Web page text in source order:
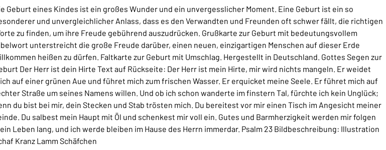
Geburt eines Kindes ist ein großes Wunder und ein unvergesslicher Moment. Eine Geburt ist ein so
und unvergleichlicher Anlass, dass es den Verwandten und Freunden oft schwer fällt, die richtigen
zu finden, um ihre Freude gebührend auszudrücken. Grußkarte zur Geburt mit bedeutungsvollem
unterstreicht die große Freude darüber, einen neuen, einzigartigen Menschen auf dieser Erde
heißen zu dürfen. Faltkarte zur Geburt mit Umschlag. Hergestellt in Deutschland. Gottes Segen zur
Der Herr ist dein Hirte Text auf Rückseite: Der Herr ist mein Hirte, mir wird nichts mangeln. Er weidet
auf einer grünen Aue und führet mich zum frischen Wasser. Er erquicket meine Seele. Er führet mich auf
Straße um seines Namens willen. Und ob ich schon wanderte im finstern Tal, fürchte ich kein Unglück;
du bist bei mir, dein Stecken und Stab trösten mich. Du bereitest vor mir einen Tisch im Angesicht meiner
Du salbest mein Haupt mit Öl und schenkest mir voll ein. Gutes und Barmherzigkeit werden mir folgen
Leben lang, und ich werde bleiben im Hause des Herrn immerdar. Psalm 23 Bildbeschreibung: Illustration
Kranz Lamm Schäfchen